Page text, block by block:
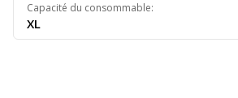
Capacité du consommable:
XL